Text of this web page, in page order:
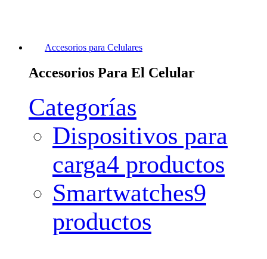
Accesorios para Celulares
Accesorios Para El Celular
Categorías
Dispositivos para
carga4 productos
Smartwatches9
productos